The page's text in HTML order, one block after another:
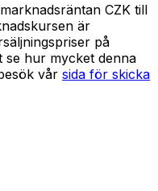
CZK till
är
på
se hur mycket denna
vår sida för skicka